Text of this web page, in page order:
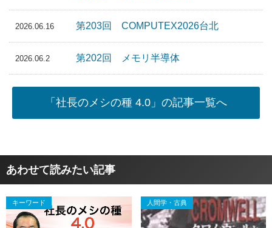
2026.06.16 第203回 COMPUTEX2026台北
2026.06.2 第202回 メモリ半導体
「社長のメシの種 4.0」の記事一覧へ
あわせて読みたい記事
キーワード 人間学・古典